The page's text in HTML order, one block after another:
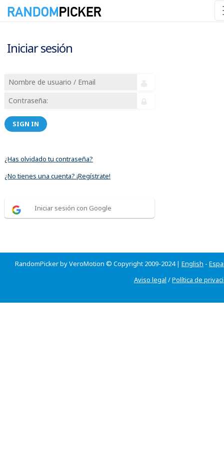
Iniciar sesión
SIGN IN
¿Has olvidado tu contraseña?
¿No tienes una cuenta? ¡Regístrate!
Iniciar sesión con Google
RandomPicker by VeroMotion © Copyright 2009-2024 | English -
Aviso legal /Política de